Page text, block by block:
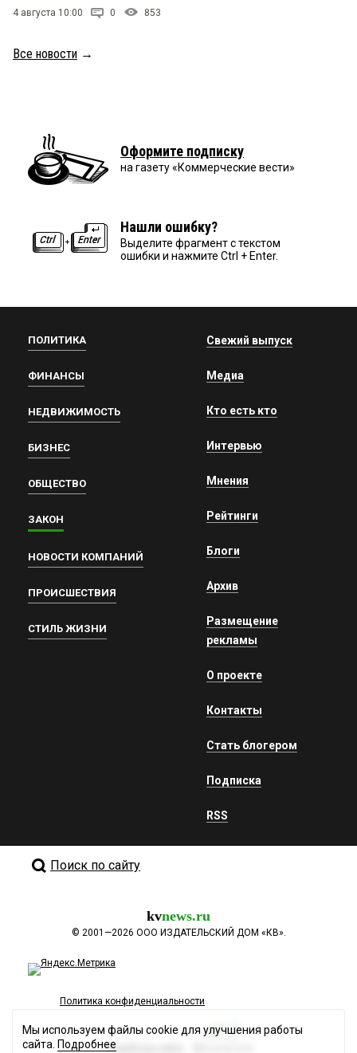
4 августа 10:00 0 853
Все новости →
Оформите подписку
на газету «Коммерческие вести»
Нашли ошибку?
Выделите фрагмент с текстом
ошибки и нажмите Ctrl + Enter.
ПОЛИТИКА
ФИНАНСЫ
НЕДВИЖИМОСТЬ
БИЗНЕС
ОБЩЕСТВО
ЗАКОН
НОВОСТИ КОМПАНИЙ
ПРОИСШЕСТВИЯ
СТИЛЬ ЖИЗНИ
Свежий выпуск
Медиа
Кто есть кто
Интервью
Мнения
Рейтинги
Блоги
Архив
Размещение
рекламы
О проекте
Контакты
Стать блогером
Подписка
RSS
Поиск по сайту
kvnews.ru
© 2001—2026 ООО ИЗДАТЕЛЬСКИЙ ДОМ «КВ».
Политика конфиденциальности
Разработка сайта
Мы используем файлы cookie для улучшения работы
сайта. Подробнее